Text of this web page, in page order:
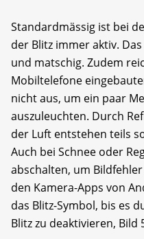
Standardmässig ist bei
der Blitz immer aktiv.
und matschig. Zudem
Mobiltelefone
nicht aus, um ein paar
auszuleuchten. Durch
der Luft entstehen teils
Auch bei Schnee oder
abschalten, um
den Kamera-Apps von
das Blitz-Symbol, bis es
Blitz zu deaktivieren, Bild